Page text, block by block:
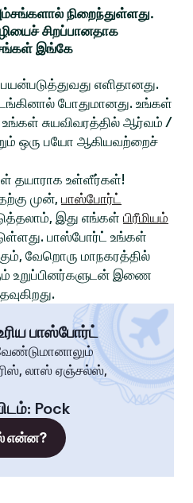
நிறைந்துள்ளது.
சிறப்பானதாக
இங்கே
எளிதானது.
போதுமானது. உங்கள்
சுயவிவரத்தில் ஆர்வம் /
ஒரு பயோ ஆகியவற்றைச்
தயாராக உள்ளீர்கள்!
முன், பாஸ்போர்ட்
இது எங்கள் பிரீமியம்
பாஸ்போர்ட் உங்கள்
வேறொரு மாநகரத்தில்
உறுப்பினர்களுடன் இணை
பாஸ்போர்ட்
லாஸ் ஏஞ்சல்ஸ்,
: Pock
என்ன?